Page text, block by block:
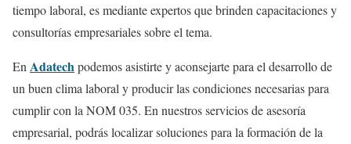
tiempo laboral, es mediante expertos que brinden capacitaciones y
consultorías empresariales sobre el tema.
En Adatechpodemos asistirte y aconsejarte para el desarrollo de
un buen clima laboral y producir las condiciones necesarias para
cumplir con la NOM 035. En nuestros servicios de asesoría
empresarial, podrás localizar soluciones para la formación de la